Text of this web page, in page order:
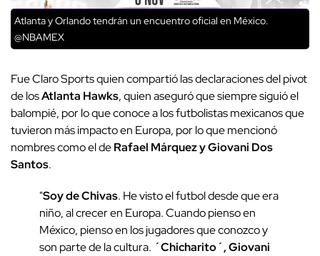
Atlanta y Orlando tendrán un encuentro oficial en México.
@NBAMEX
Fue Claro Sports quien compartió las declaraciones del pivot
de losAtlanta Hawks, quien aseguró que siempre siguió el
balompié, por lo que conoce a los futbolistas mexicanos que
tuvieron más impacto en Europa, por lo que mencionó
nombres como el deRafael Márquez y Giovani Dos
Santos.
"Soy de Chivas. He visto el futbol desde que era
niño, al crecer en Europa. Cuando pienso en
México, pienso en los jugadores que conozco y
son parte de la cultura. ´Chicharito´, Giovani